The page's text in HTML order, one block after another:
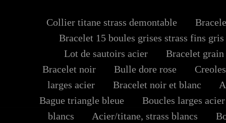
Collier titane strass demontable
Bracelet 15 boules grises strass fins gris
Lot de sautoirs acier
Bracelet grain
Bracelet noir
Bulle dore rose
larges acier
Bracelet noir et blanc
Bague triangle bleue
Boucles larges
blancs
Acier/titane, strass blancs